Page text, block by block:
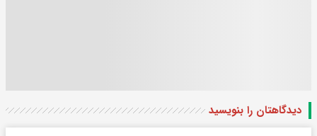
دیدگاهتان را بنویسید